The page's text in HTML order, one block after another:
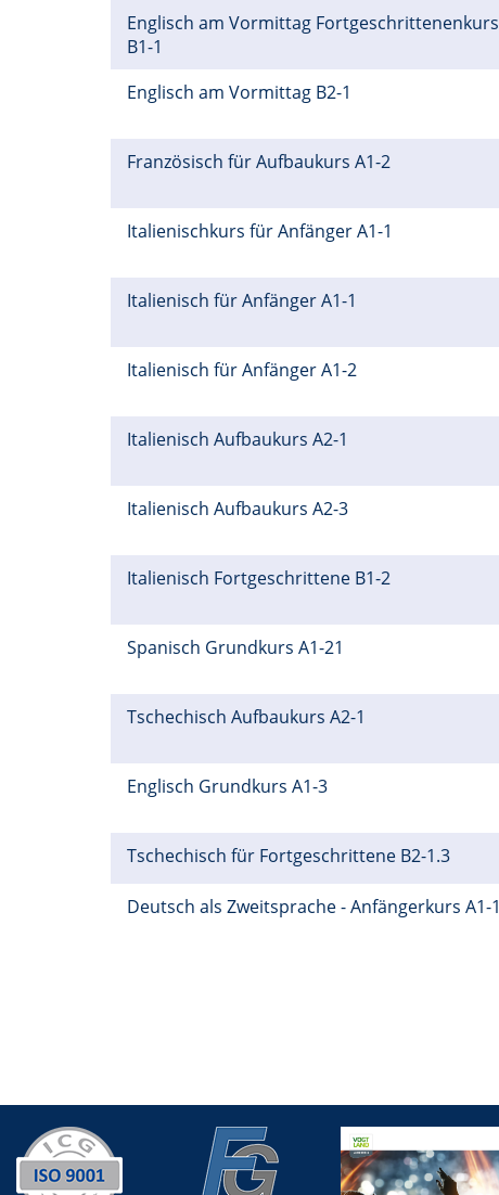
Englisch am Vormittag Fortgeschrittenenkurs
B1-1
Englisch am Vormittag B2-1
Französisch für Aufbaukurs A1-2
Italienischkurs für Anfänger A1-1
Italienisch für Anfänger A1-1
Italienisch für Anfänger A1-2
Italienisch Aufbaukurs A2-1
Italienisch Aufbaukurs A2-3
Italienisch Fortgeschrittene B1-2
Spanisch Grundkurs A1-21
Tschechisch Aufbaukurs A2-1
Englisch Grundkurs A1-3
Tschechisch für Fortgeschrittene B2-1.3
Deutsch als Zweitsprache - Anfängerkurs A1-1